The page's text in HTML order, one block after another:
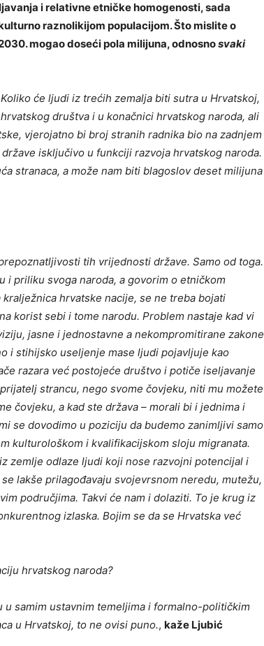
i relativne etničke homogenosti, sada
raznolikijom populacijom. Što mislite o
mogao doseći pola milijuna, odnosnosvaki
će ljudi iz trećih zemalja biti sutra u Hrvatskoj,
društva i u konačnici hrvatskog naroda, ali
vjerojatno bi broj stranih radnika bio na zadnjem
isključivo u funkciji razvoja hrvatskog naroda.
stranaca, a može nam biti blagoslov deset milijuna
tih vrijednosti države. Samo od toga.
i priliku svoga naroda, a govorim o etničkom
hrvatske nacije, se ne treba bojati
korist sebi i tome narodu. Problem nastaje kad vi
jasne i jednostavne a nekompromitirane zakone
i stihijsko useljenje mase ljudi pojavljuje kao
razara već postojeće društvo i potiče iseljavanje
strancu, nego svome čovjeku, niti mu možete
čovjeku, a kad ste država – morali bi i jednima i
se dovodimo u poziciju da budemo zanimljivi samo
kulturološkom i kvalifikacijskom sloju migranata.
zemlje odlaze ljudi koji nose razvojni potencijal i
lakše prilagođavaju svojevrsnom neredu, mutežu,
područjima. Takvi će nam i dolaziti. To je krug iz
izlaska. Bojim se da se Hrvatska već
hrvatskog naroda?
samim ustavnim temeljima i formalno-političkim
u Hrvatskoj, to ne ovisi puno., kaže Ljubić